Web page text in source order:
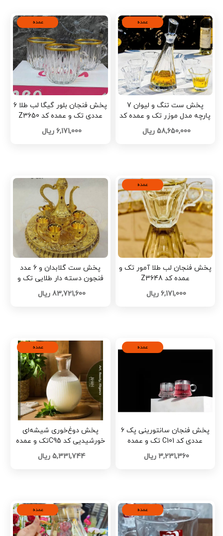
عمده
پخش ست تنگ و لیوان 7
پارچه مدل موزر تک و عمده کد
G6984
58,650,000 ریال
عمده
پخش فنجان بلور گیگا لب طلا 6
عددی تک و عمده کد Z3650
6,171,000 ریال
عمده
پخش فنجان لب طلا آمور تک و
عمده کد Z3648
6,171,000 ریال
پخش ست گلابدان و 6 عدد
فنجون دسته دار طلایی تک و
عمده کد Z3546
83,721,600 ریال
عمده
پخش فنجان سانتورینی پک ۶
عددی کد C101 تک و عمده
3,231,360 ریال
عمده
پخش دوغ‌خوری شیشه‌ای
خورشیدیی کد C95تک و عمده
5,331,744 ریال
عمده عمده